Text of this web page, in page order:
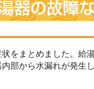
をまとめました。給
部から水漏れが発